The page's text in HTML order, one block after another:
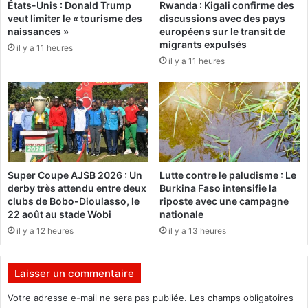
r
»
a
u
h
a
m
p
i
o
n
n
a
t
s
’
f
g
o
d
o
:
V
i
s
i
t
e
d
'
p
u
s
e
États-Unis : Donald Trump
veut limiter le « tourisme des
naissances »
il y a 11 heures
Rwanda : Kigali confirme des
discussions avec des pays
européens sur le transit de
migrants expulsés
il y a 11 heures
Super Coupe AJSB 2026 : Un
derby très attendu entre deux
clubs de Bobo-Dioulasso, le
22 août au stade Wobi
il y a 12 heures
Lutte contre le paludisme : Le
Burkina Faso intensifie la
riposte avec une campagne
nationale
il y a 13 heures
Laisser un commentaire
Votre adresse e-mail ne sera pas publiée. Les champs obligatoires